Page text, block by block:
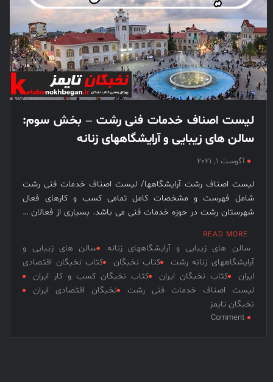
– کتاب
نخبگان
ورزش
ایران –
نخبگان
نخبگان
ایران
لیست اصناف خدمات فنی رشت – بخش سوم:
سالن های زیبایی و آرایشگاههای زنانه
آگوست 1, 2021
لیست اصناف رشت آرایشگاهها/ لیست اصناف خدمات فنی رشت
شامل فهرست و مشخصات کامل تمامی کسب و کارهای فعال
شهرستان رشت در حوزه خدمات فنی می باشد. بسیاری از فعالان …
READ MORE
سالن های زیبایی و آرایشگاههای زنانه
سالن های زیبایی و
آرایشگاههای زنانه رشت
کتاب نخبگان
کتاب نخبگان اقتصادی
ایران
کتاب نخبگان ایران
کتاب نخبگان کسب و کار ایران
لیست اصناف خدمات فنی رشت
نخبگان اقتصادی ایران
نخبگان تایمز
Comment